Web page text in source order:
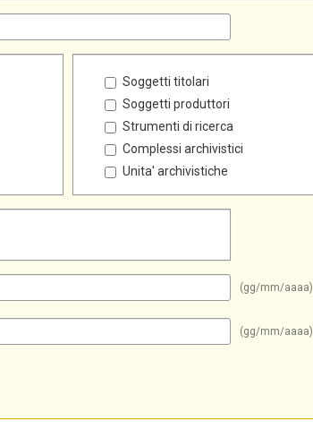
Soggetti titolari
Soggetti produttori
Strumenti di ricerca
Complessi archivistici
Unita' archivistiche
(gg/mm/aaaa)
(gg/mm/aaaa)